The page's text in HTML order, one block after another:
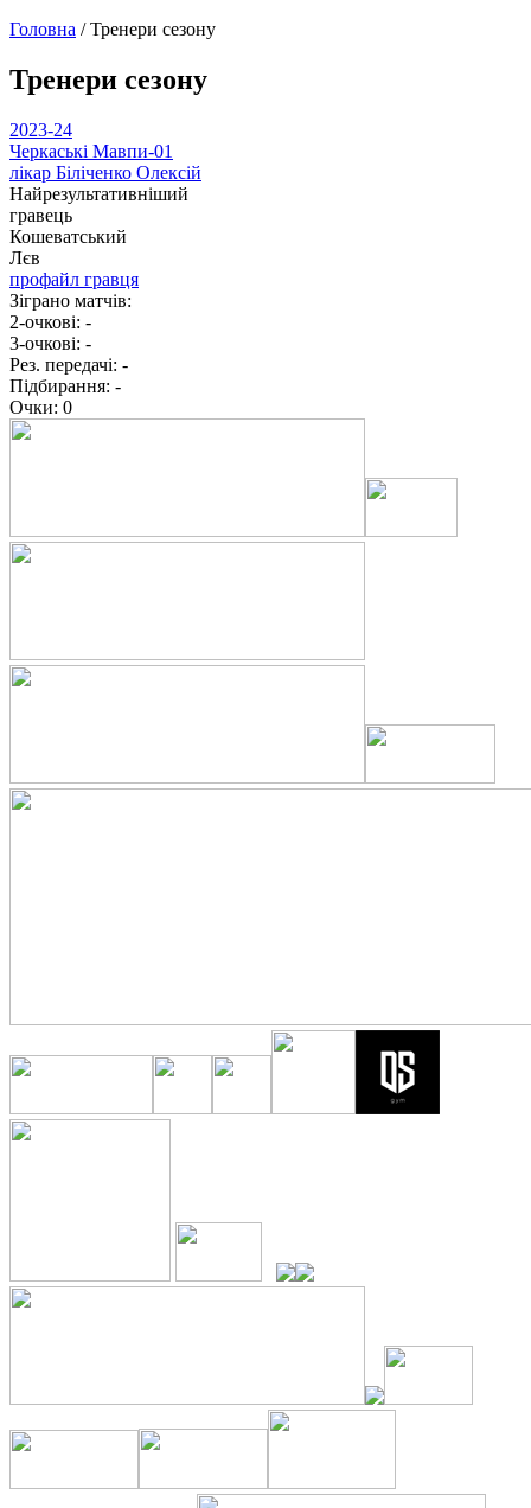
Головна /Тренери сезону
Тренери сезону
2023-24
Черкаські Мавпи-01
лікар Біліченко Олексій
Найрезультативніший
гравець
Кошеватський
Лєв
профайл гравця
Зіграно матчів:
2-очкові: -
3-очкові: -
Рез. передачі: -
Підбирання: -
Очки: 0